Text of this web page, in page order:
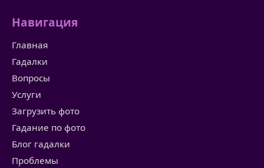
Навигация
Главная
Гадалки
Вопросы
Услуги
Загрузить фото
Гадание по фото
Блог гадалки
Проблемы